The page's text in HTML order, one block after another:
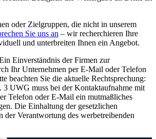
oder Zielgruppen, die nicht in unserem
Sie uns an – wir recherchieren Ihre
und unterbreiten Ihnen ein Angebot.
Einverständnis der Firmen zur
Ihr Unternehmen per E-Mail oder Telefon
beachten Sie die aktuelle Rechtsprechung:
3 UWG muss bei der Kontaktaufnahme mit
Telefon oder E-Mail ein mutmaßliches
Die Einhaltung der gesetzlichen
der Verantwortung des werbetreibenden